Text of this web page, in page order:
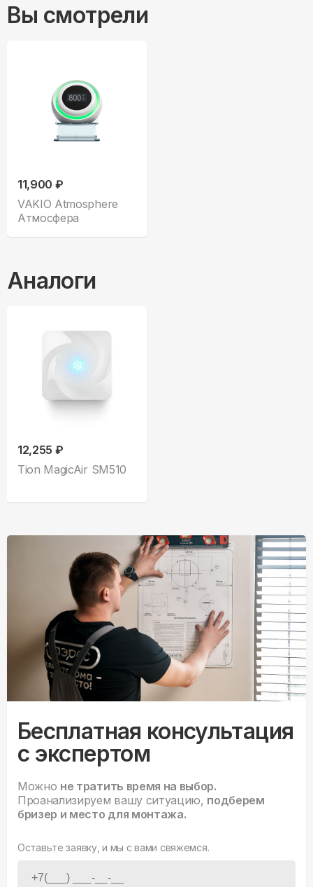
Вы смотрели
11,900 ₽
VAKIO Atmosphere
Атмосфера
Аналоги
12,255 ₽
Tion MagicAir SM510
Бесплатная консультация
с экспертом
Можно не тратить время на выбор.
Проанализируем вашу ситуацию, подберем
бризер и место для монтажа.
Оставьте заявку, и мы с вами свяжемся.